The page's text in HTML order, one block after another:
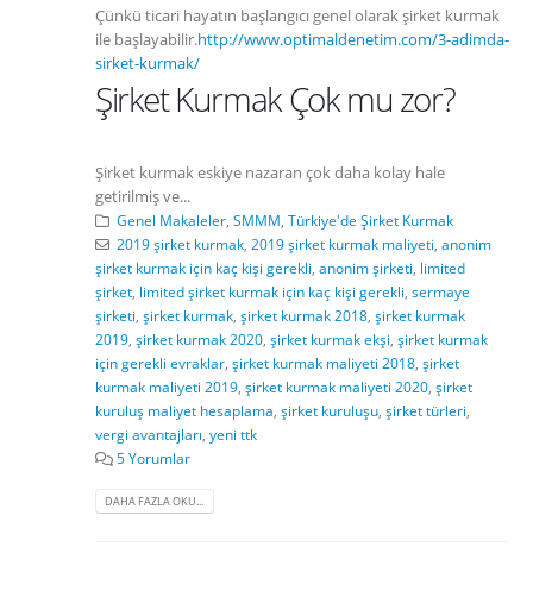
Çünkü ticari hayatın başlangıcı genel olarak şirket kurmak
ile başlayabilir.http://www.optimaldenetim.com/3-adimda-
sirket-kurmak/
Şirket Kurmak Çok mu zor?
Şirket kurmak eskiye nazaran çok daha kolay hale
getirilmiş ve...
Genel Makaleler, SMMM Türkiye'de Şirket Kurmak
2019 şirket kurmak, 2019 şirket kurmak maliyeti anonim
şirket kurmak için kaç kişi gerekli anonim şirketi limited
şirket limited şirket kurmak için kaç kişi gerekli sermaye
şirketi şirket kurmak şirket kurmak 2018 şirket kurmak
2019 şirket kurmak 2020 şirket kurmak ekşi şirket kurmak
için gerekli evraklar şirket kurmak maliyeti 2018 şirket
kurmak maliyeti 2019 şirket kurmak maliyeti 2020 şirket
kuruluş maliyet hesaplama şirket kuruluşu şirket türleri
vergi avantajları yeni ttk
5 Yorumlar
DAHA FAZLA OKU...